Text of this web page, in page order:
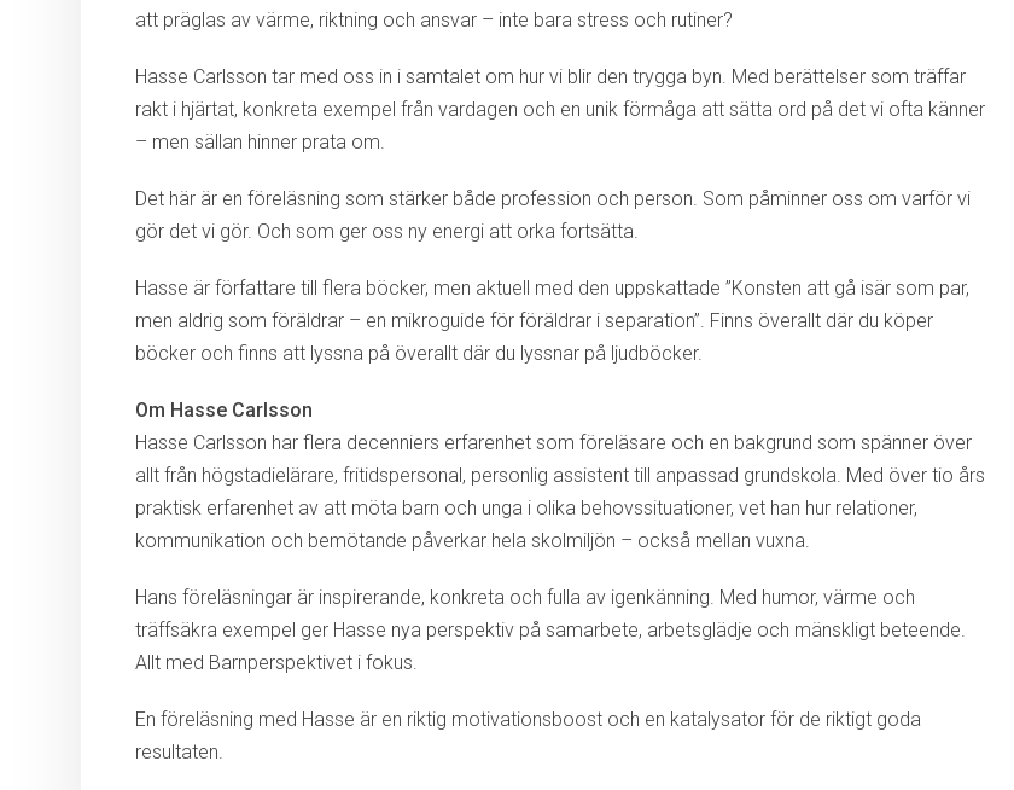
att präglas av värme, riktning och ansvar – inte bara stress och rutiner?
Hasse Carlsson tar med oss in i samtalet om hur vi blir den trygga byn. Med berättelser som träffar
rakt i hjärtat, konkreta exempel från vardagen och en unik förmåga att sätta ord på det vi ofta känner
– men sällan hinner prata om.
Det här är en föreläsning som stärker både profession och person. Som påminner oss om varför vi
gör det vi gör. Och som ger oss ny energi att orka fortsätta.
Hasse är författare till flera böcker, men aktuell med den uppskattade ”Konsten att gå isär som par,
men aldrig som föräldrar – en mikroguide för föräldrar i separation”. Finns överallt där du köper
böcker och finns att lyssna på överallt där du lyssnar på ljudböcker.
Om Hasse Carlsson
Hasse Carlsson har flera decenniers erfarenhet som föreläsare och en bakgrund som spänner över
allt från högstadielärare, fritidspersonal, personlig assistent till anpassad grundskola. Med över tio års
praktisk erfarenhet av att möta barn och unga i olika behovssituationer, vet han hur relationer,
kommunikation och bemötande påverkar hela skolmiljön – också mellan vuxna.
Hans föreläsningar är inspirerande, konkreta och fulla av igenkänning. Med humor, värme och
träffsäkra exempel ger Hasse nya perspektiv på samarbete, arbetsglädje och mänskligt beteende.
Allt med Barnperspektivet i fokus.
En föreläsning med Hasse är en riktig motivationsboost och en katalysator för de riktigt goda
resultaten.